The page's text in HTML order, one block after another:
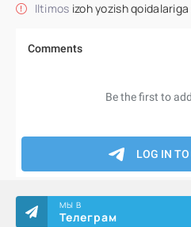
Iltimos izoh yozish qoidalariga
МЫ В
Телеграм